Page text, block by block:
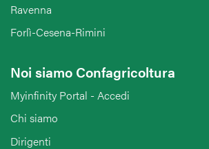
Ravenna
Forlì-Cesena-Rimini
Noi siamo Confagricoltura
Myinfinity Portal - Accedi
Chi siamo
Dirigenti